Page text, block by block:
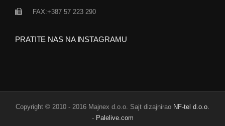
FAX:+387 57 223 290
PRATITE NAS NA INSTAGRAMU
Copyright © 2010 - 2016 Majnex d.o.o. Sajt dizajnirao NF-tel d.o.o.
- Palelive.com